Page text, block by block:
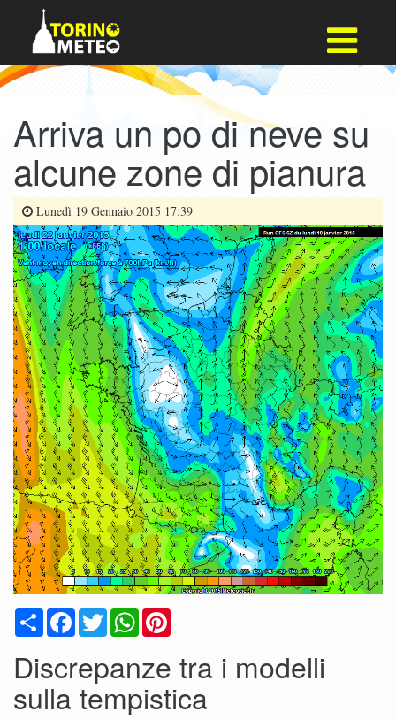
Arriva un po di neve su
alcune zone di pianura
Lunedì 19 Gennaio 2015 17:39
CondividiFacebook
TwitterWhatsApp
Discrepanze tra i modelli
sulla tempistica